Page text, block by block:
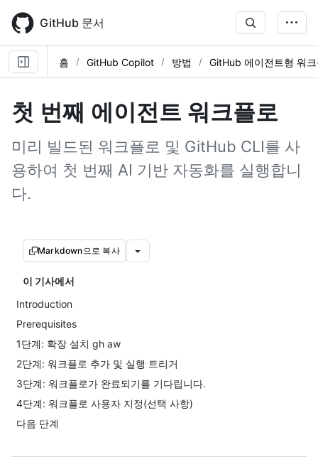
main
content
GitHub 문서
홈 GitHub Copilot 방법 GitHub 에이전트형 워
첫 번째 에이전트 워크플로
미리 빌드된 워크플로 및 GitHub CLI를 사
용하여 첫 번째 AI 기반 자동화를 실행합니
다.
Markdown으로 복사
이 기사에서
Introduction
Prerequisites
1단계: 확장 설치 gh aw
2단계: 워크플로 추가 및 실행 트리거
3단계: 워크플로가 완료되기를 기다립니다.
4단계: 워크플로 사용자 지정(선택 사항)
다음 단계